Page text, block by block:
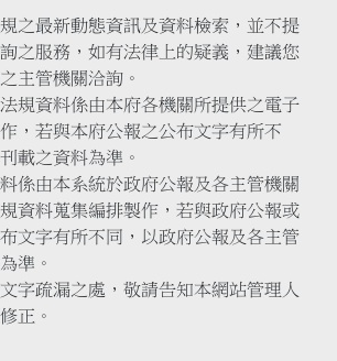
之最新動態資訊及資料檢索，並不提
之服務，如有法律上的疑義，建議您
主管機關洽詢。
規資料係由本府各機關所提供之電子
，若與本府公報之公布文字有所不
載之資料為準。
係由本系統於政府公報及各主管機關
資料蒐集編排製作，若與政府公報或
文字有所不同，以政府公報及各主管
準。
字疏漏之處，敬請告知本網站管理人
正。